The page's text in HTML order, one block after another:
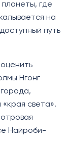
где
на
путь
Нгонг
света».
Найроби-